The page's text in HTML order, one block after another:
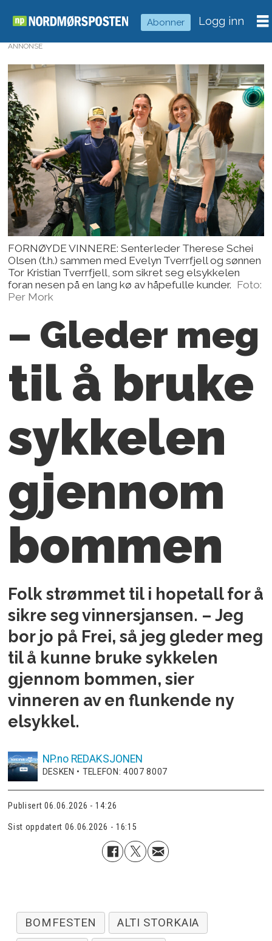
Abonner Logg inn
ANNONSE
FORNØYDE VINNERE: Senterleder Therese Schei
Olsen (t.h.) sammen med Evelyn Tverrfjell og sønnen
Tor Kristian Tverrfjell, som sikret seg elsykkelen
foran nesen på en lang kø av håpefulle kunder. Foto:
Per Mork
– Gleder meg
til å bruke
sykkelen
gjennom
bommen
Folk strømmet til i hopetall for å
sikre seg vinnersjansen. – Jeg
bor jo på Frei, så jeg gleder meg
til å kunne bruke sykkelen
gjennom bommen, sier
vinneren av en flunkende ny
elsykkel.
NP.no REDAKSJONEN
DESKEN • TELEFON: 4007 8007
Publisert 06.06.2026 - 14:26
Sist oppdatert 06.06.2026 - 16:15
BOMFESTEN
ALTI STORKAIA